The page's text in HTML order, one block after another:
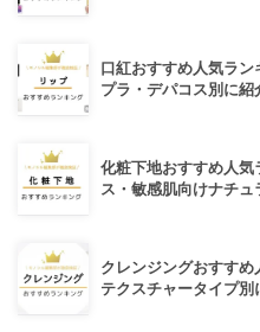
口紅おすすめ人気ラ
プラ・デパコス別に紹
化粧下地おすすめ人
ス・敏感肌向けナチュ
クレンジングおすす
テクスチャータイプ別